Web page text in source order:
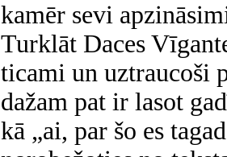
kamēr sevi
Turklāt Daces
ticami un uztraucoši
dažam pat ir lasot
kā „ai, par šo es